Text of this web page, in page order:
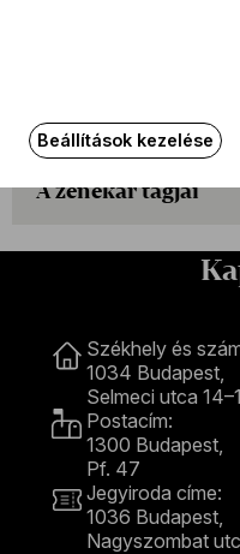
A zenekar tagjai
Székhely és
1034 Budapest,
Selmeci utca
Postacím:
1300 Budapest,
Pf. 47
Jegyiroda címe:
1036 Budapest,
Nagyszombat
Beállítások kezelése